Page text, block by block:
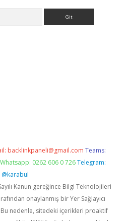
backlinkpaneli@gmail.com Teams:
Whatsapp: 0262 606 0 726 Telegram:
@karabul
Kanun gereğince Bilgi Teknolojileri
onaylanmış bir Yer Sağlayıcı
nedenle, sitedeki içerikleri proaktif